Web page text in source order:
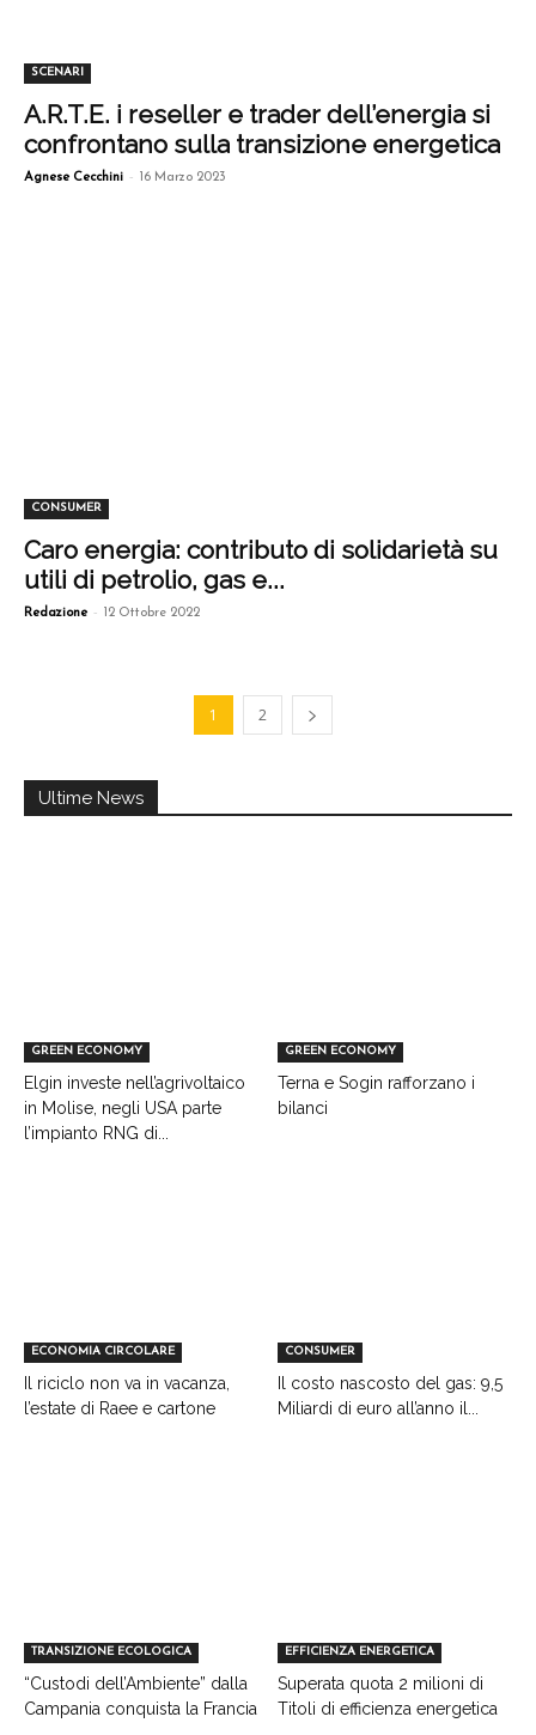
SCENARI
A.R.T.E. i reseller e trader dell’energia si
confrontano sulla transizione energetica
Agnese Cecchini - 16 Marzo 2023
CONSUMER
Caro energia: contributo di solidarietà su
utili di petrolio, gas e...
Redazione - 12 Ottobre 2022
1 2
Ultime News
GREEN ECONOMY
Elgin investe nell’agrivoltaico
in Molise, negli USA parte
l’impianto RNG di...
GREEN ECONOMY
Terna e Sogin rafforzano i
bilanci
ECONOMIA CIRCOLARE
Il riciclo non va in vacanza,
l’estate di Raee e cartone
CONSUMER
Il costo nascosto del gas: 9,5
Miliardi di euro all’anno il...
TRANSIZIONE ECOLOGICA
“Custodi dell’Ambiente” dalla
Campania conquista la Francia
EFFICIENZA ENERGETICA
Superata quota 2 milioni di
Titoli di efficienza energetica